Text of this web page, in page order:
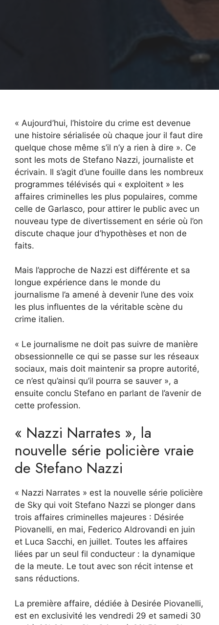
« Aujourd’hui, l’histoire du crime est devenue
une histoire sérialisée où chaque jour il faut dire
quelque chose même s’il n’y a rien à dire ». Ce
sont les mots de Stefano Nazzi, journaliste et
écrivain. Il s’agit d’une fouille dans les nombreux
programmes télévisés qui « exploitent » les
affaires criminelles les plus populaires, comme
celle de Garlasco, pour attirer le public avec un
nouveau type de divertissement en série où l’on
discute chaque jour d’hypothèses et non de
faits.
Mais l’approche de Nazzi est différente et sa
longue expérience dans le monde du
journalisme l’a amené à devenir l’une des voix
les plus influentes de la véritable scène du
crime italien.
« Le journalisme ne doit pas suivre de manière
obsessionnelle ce qui se passe sur les réseaux
sociaux, mais doit maintenir sa propre autorité,
ce n’est qu’ainsi qu’il pourra se sauver », a
ensuite conclu Stefano en parlant de l’avenir de
cette profession.
« Nazzi Narrates », la
nouvelle série policière vraie
de Stefano Nazzi
« Nazzi Narrates » est la nouvelle série policière
de Sky qui voit Stefano Nazzi se plonger dans
trois affaires criminelles majeures : Désirée
Piovanelli, en mai, Federico Aldrovandi en juin
et Luca Sacchi, en juillet. Toutes les affaires
liées par un seul fil conducteur : la dynamique
de la meute. Le tout avec son récit intense et
sans réductions.
La première affaire, dédiée à Desirée Piovanelli,
est en exclusivité les vendredi 29 et samedi 30